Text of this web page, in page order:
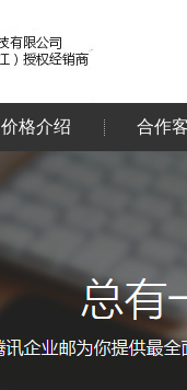
价格介绍 合作